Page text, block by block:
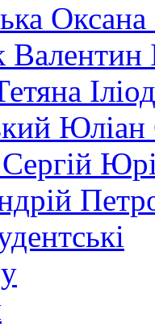
Оксана
Валентин
Юліан